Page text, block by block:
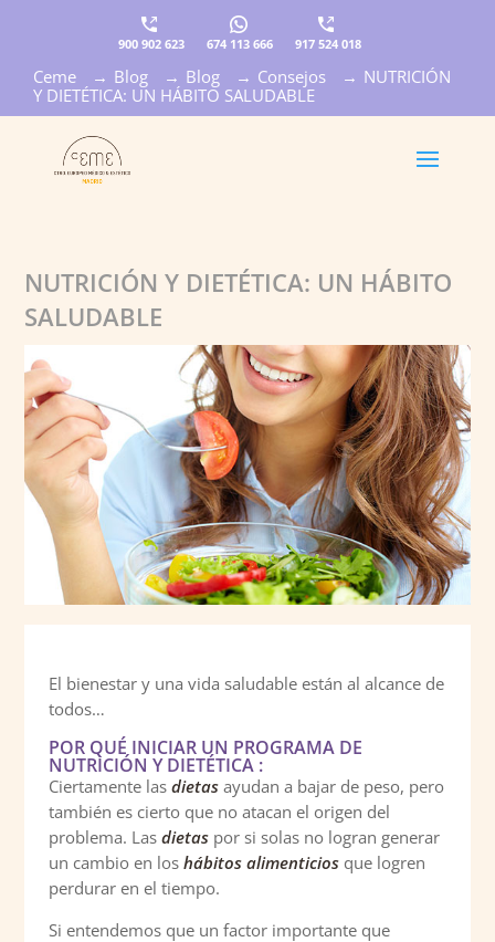
900 902 623 674 113 666 917 524 018
Ceme → Blog → Blog → Consejos → NUTRICIÓN
Y DIETÉTICA: UN HÁBITO SALUDABLE
NUTRICIÓN Y DIETÉTICA: UN HÁBITO
SALUDABLE
El bienestar y una vida saludable están al alcance de
todos…
POR QUÉ INICIAR UN PROGRAMA DE
NUTRICIÓN Y DIETÉTICA :
Ciertamente las dietasayudan a bajar de peso, pero
también es cierto que no atacan el origen del
problema. Las dietaspor si solas no logran generar
un cambio en los hábitos alimenticiosque logren
perdurar en el tiempo.
Si entendemos que un factor importante que